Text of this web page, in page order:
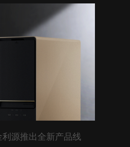
源推出全新产品线